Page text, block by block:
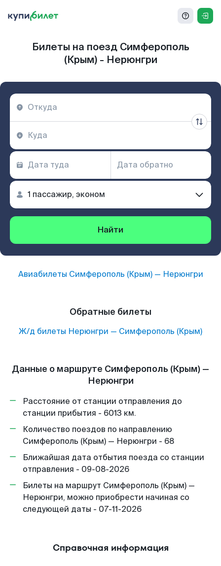
Билеты на поезд Симферополь
(Крым) - Нерюнгри
Найти
Авиабилеты Симферополь (Крым)— Нерюнгри
Обратные билеты
Ж/д билеты Нерюнгри — Симферополь (Крым)
Данные о маршруте Симферополь (Крым) —
Нерюнгри
Расстояние от станции отправления до
станции прибытия - 6013 км.
Количество поездов по направлению
Симферополь (Крым) — Нерюнгри - 68
Ближайшая дата отбытия поезда со станции
отправления - 09-08-2026
Билеты на маршрут Симферополь (Крым) —
Нерюнгри, можно приобрести начиная со
следующей даты - 07-11-2026
Справочная информация